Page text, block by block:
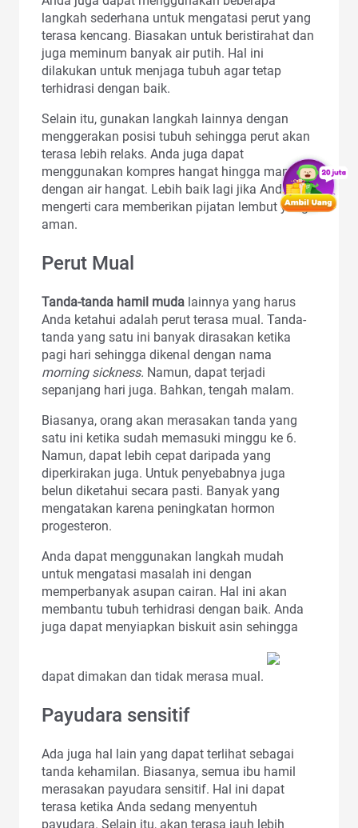
langkah sederhana untuk mengatasi perut yang
terasa kencang. Biasakan untuk beristirahat dan
juga meminum banyak air putih. Hal ini
dilakukan untuk menjaga tubuh agar tetap
terhidrasi dengan baik.
Selain itu, gunakan langkah lainnya dengan
menggerakan posisi tubuh sehingga perut akan
terasa lebih relaks. Anda juga dapat
menggunakan kompres hangat hingga mandi
dengan air hangat. Lebih baik lagi jika Anda
mengerti cara memberikan pijatan lembut yang
aman.
Perut Mual
Tanda-tanda hamil muda lainnya yang harus
Anda ketahui adalah perut terasa mual. Tanda-
tanda yang satu ini banyak dirasakan ketika
pagi hari sehingga dikenal dengan nama
morning sickness. Namun, dapat terjadi
sepanjang hari juga. Bahkan, tengah malam.
Biasanya, orang akan merasakan tanda yang
satu ini ketika sudah memasuki minggu ke 6.
Namun, dapat lebih cepat daripada yang
diperkirakan juga. Untuk penyebabnya juga
belun diketahui secara pasti. Banyak yang
mengatakan karena peningkatan hormon
progesteron.
Anda dapat menggunakan langkah mudah
untuk mengatasi masalah ini dengan
memperbanyak asupan cairan. Hal ini akan
membantu tubuh terhidrasi dengan baik. Anda
juga dapat menyiapkan biskuit asin sehingga
dapat dimakan dan tidak merasa mual.
Payudara sensitif
Ada juga hal lain yang dapat terlihat sebagai
tanda kehamilan. Biasanya, semua ibu hamil
merasakan payudara sensitif. Hal ini dapat
terasa ketika Anda sedang menyentuh
payudara. Selain itu, akan terasa jauh lebih